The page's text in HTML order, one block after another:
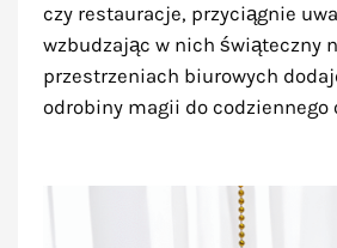
czy restauracje, przyciągnie
wzbudzając w nich świąteczny
przestrzeniach biurowych
odrobiny magii do codziennego